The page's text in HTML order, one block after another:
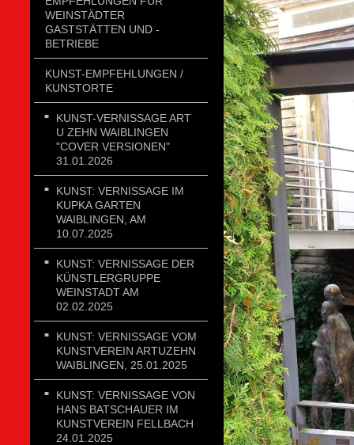
WEINSTÄDTER
GASTSTÄTTEN UND -
BETRIEBE
KUNST-EMPFEHLUNGEN /
KUNSTORTE
KUNST-VERNISSAGE ART
U ZEHN WAIBLINGEN
"COVER VERSIONEN"
31.01.2026
KUNST: VERNISSAGE IM
KUPKA GARTEN
WAIBLINGEN, AM
10.07.2025
KUNST: VERNISSAGE DER
KÜNSTLERGRUPPE
WEINSTADT AM
02.02.2025
KUNST: VERNISSAGE VOM
KUNSTVEREIN ARTUZEHN
WAIBLINGEN, 25.01.2025
KUNST: VERNISSAGE VON
HANS BATSCHAUER IM
KUNSTVEREIN FELLBACH
24.01.2025